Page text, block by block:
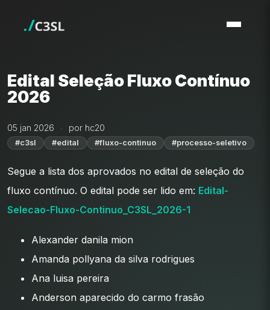
Edital Seleção Fluxo Contínuo
2026
05 jan 2026 por hc20
#c3sl #edital #fluxo-continuo #processo-seletivo
Segue a lista dos aprovados no edital de seleção do
fluxo contínuo. O edital pode ser lido em: Edital-
Selecao-Fluxo-Continuo_C3SL_2026-1
Alexander danila mion
Amanda pollyana da silva rodrigues
Ana luisa pereira
Anderson aparecido do carmo frasão